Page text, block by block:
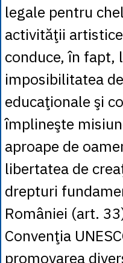
legale pentru
activităţii
conduce, în fapt,
imposibilitatea
educaţionale şi
împlineşte
aproape de
libertatea de
drepturi
României (art.
Convenţia
promovarea